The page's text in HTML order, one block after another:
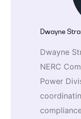
Dwayne
Dwayne
NERC
Power